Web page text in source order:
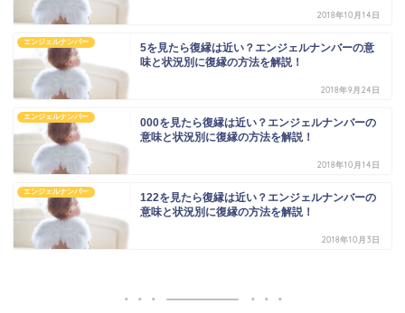
2018年10月14日
エンジェルナンバー
5を見たら復縁は近い？エンジェルナンバーの意
味と状況別に復縁の方法を解説！
2018年9月24日
エンジェルナンバー
000を見たら復縁は近い？エンジェルナンバーの
意味と状況別に復縁の方法を解説！
2018年10月14日
エンジェルナンバー
122を見たら復縁は近い？エンジェルナンバーの
意味と状況別に復縁の方法を解説！
2018年10月3日